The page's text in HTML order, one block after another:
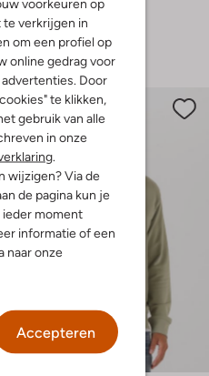
te verkrijgen in
om een profiel op
online gedrag voor
Door
te klikken,
gebruik van alle
in onze
wijzigen? Via de
de pagina kun je
moment
informatie of een
naar onze
Accepteren
€ 119,99 € 59,99
+ meer kleuren
Laatste items